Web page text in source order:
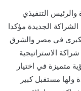
التنفيذي
الجديدة مؤكدا
في مصر والشرق
الاستراتيجية
متميزة في اختيار
ولها مستقبل كبير